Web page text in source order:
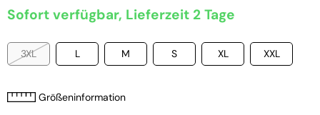
Sofort verfügbar, Lieferzeit 2 Tage
3XL L M S XL XXL
Größeninformation